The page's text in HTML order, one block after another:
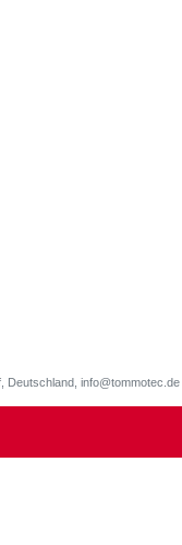
Deutschland, info@tommotec.de